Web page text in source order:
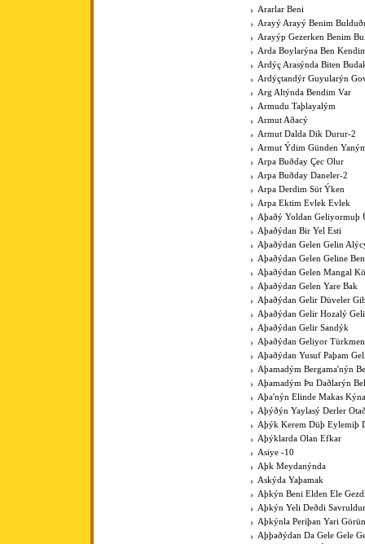
Ararlar Beni
Arayý Arayý Benim
Arayýp Gezerken Benim
Arda Boylarýna Ben
Ardýç Arasýnda Biten
Ardýçtandýr Guyularýn
Arg Altýnda Bendim Var
Armudu Taþlayalým
Armut Aðacý
Armut Dalda Dik Durur-2
Armut Ýdim Günden
Arpa Buðday Çec Olur
Arpa Buðday Daneler-2
Arpa Derdim Süt Ýken
Arpa Ektim Evlek Evlek
Aþaðý Yoldan Geliyormuþ
Aþaðýdan Bir Yel Esti
Aþaðýdan Gelen Gelin
Aþaðýdan Gelen Geline
Aþaðýdan Gelen Mangal
Aþaðýdan Gelen Yare Bak
Aþaðýdan Gelir Düveler
Aþaðýdan Gelir Hozalý
Aþaðýdan Gelir Sandýk
Aþaðýdan Geliyor
Aþaðýdan Yusuf Paþam
Aþamadým Bergama'nýn
Aþamadým Þu Daðlarýn
Aþa'nýn Elinde Makas
Aþýðýn Yaylasý Derler
Aþýk Kerem Düþ Eylemiþ
Aþýklarda Olan Efkar
Asiye -10
Aþk Meydanýnda
Askýda Yaþamak
Aþkýn Beni Elden Ele
Aþkýn Yeli Deðdi
Aþkýnla Periþan Yari
Aþþaðýdan Da Gele Gele